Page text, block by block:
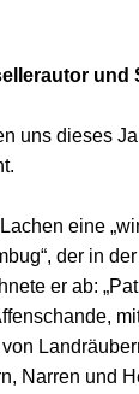
und
uns dieses
eine
der in
er ab:
Narren und